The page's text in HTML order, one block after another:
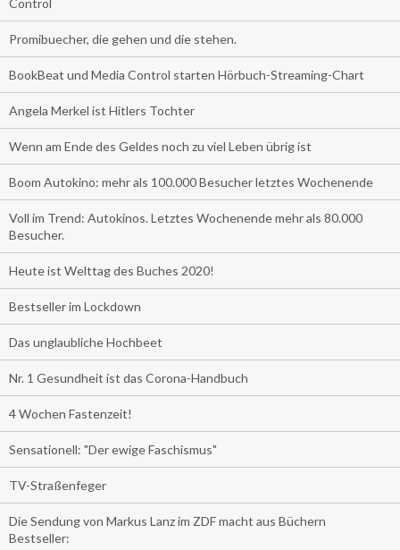
Control
Promibuecher, die gehen und die stehen.
BookBeat und Media Control starten Hörbuch-Streaming-Chart
Angela Merkel ist Hitlers Tochter
Wenn am Ende des Geldes noch zu viel Leben übrig ist
Boom Autokino: mehr als 100.000 Besucher letztes Wochenende
Voll im Trend: Autokinos. Letztes Wochenende mehr als 80.000
Besucher.
Heute ist Welttag des Buches 2020!
Bestseller im Lockdown
Das unglaubliche Hochbeet
Nr. 1 Gesundheit ist das Corona-Handbuch
4 Wochen Fastenzeit!
Sensationell: "Der ewige Faschismus"
TV-Straßenfeger
Die Sendung von Markus Lanz im ZDF macht aus Büchern
Bestseller: